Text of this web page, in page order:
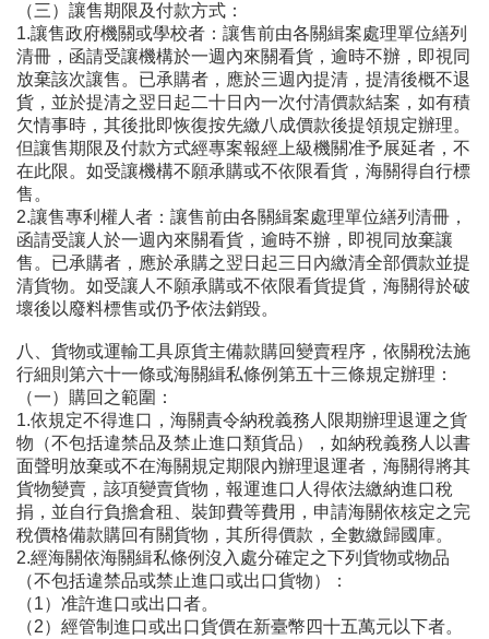
（三）讓售期限及付款方式：
1.讓售政府機關或學校者：讓售前由各關緝案處理單位繕列
清冊，函請受讓機構於一週內來關看貨，逾時不辦，即視同
放棄該次讓售。已承購者，應於三週內提清，提清後概不退
貨，並於提清之翌日起二十日內一次付清價款結案，如有積
欠情事時，其後批即恢復按先繳八成價款後提領規定辦理。
但讓售期限及付款方式經專案報經上級機關准予展延者，不
在此限。如受讓機構不願承購或不依限看貨，海關得自行標
售。
2.讓售專利權人者：讓售前由各關緝案處理單位繕列清冊，
函請受讓人於一週內來關看貨，逾時不辦，即視同放棄讓
售。已承購者，應於承購之翌日起三日內繳清全部價款並提
清貨物。如受讓人不願承購或不依限看貨提貨，海關得於破
壞後以廢料標售或仍予依法銷毀。
八、貨物或運輸工具原貨主備款購回變賣程序，依關稅法施
行細則第六十一條或海關緝私條例第五十三條規定辦理：
（一）購回之範圍：
1.依規定不得進口，海關責令納稅義務人限期辦理退運之貨
物（不包括違禁品及禁止進口類貨品），如納稅義務人以書
面聲明放棄或不在海關規定期限內辦理退運者，海關得將其
貨物變賣，該項變賣貨物，報運進口人得依法繳納進口稅
捐，並自行負擔倉租、裝卸費等費用，申請海關依核定之完
稅價格備款購回有關貨物，其所得價款，全數繳歸國庫。
2.經海關依海關緝私條例沒入處分確定之下列貨物或物品
（不包括違禁品或禁止進口或出口貨物）：
（1）准許進口或出口者。
（2）經管制進口或出口貨價在新臺幣四十五萬元以下者。